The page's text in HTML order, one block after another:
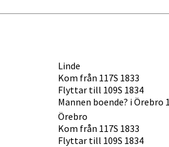
Linde
Kom från 117S 1833
Flyttar till 109S 1834
Mannen boende? i Örebro
Örebro
Kom från 117S 1833
Flyttar till 109S 1834